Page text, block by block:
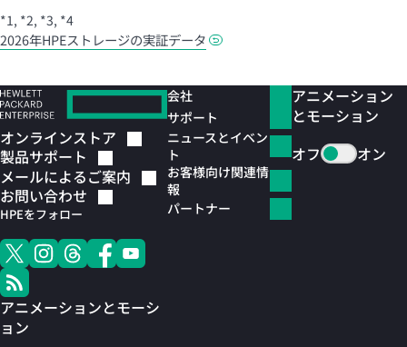
*1 , *2, *3, *4
2026年HPEストレージの実証データ
オンラインストア
製品サポート
メールによるご案内
お問い合わせ
HPEをフォロー
アニメーションとモーシ
ョン
会社
サポート
ニュースとイベン
ト
お客様向け関連情
報
パートナー
アニメーション
とモーション
オフ
オン